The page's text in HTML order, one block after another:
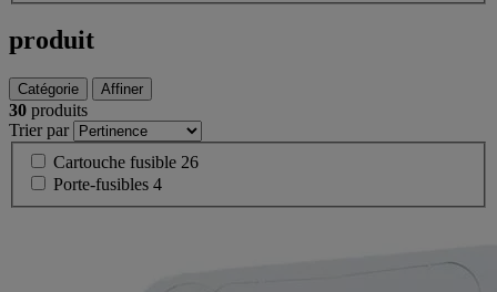
produit
Catégorie Affiner
30 produits
Trier par
Cartouche fusible 26
Porte-fusibles 4